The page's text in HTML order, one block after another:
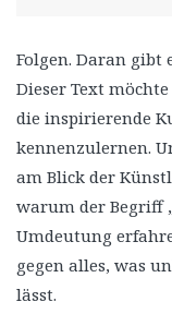
Folgen. Daran gibt
Dieser Text
die inspirierende
kennenzulernen.
am Blick der
warum der Begriff
Umdeutung
gegen alles, was
lässt.